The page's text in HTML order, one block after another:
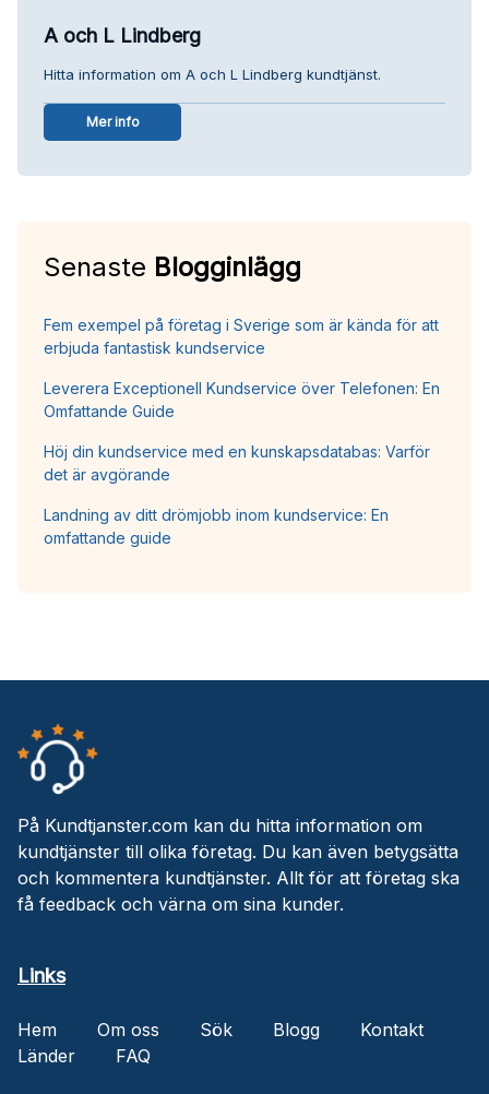
A och L Lindberg
Hitta information om A och L Lindberg kundtjänst.
Mer info
Senaste Blogginlägg
Fem exempel på företag i Sverige som är kända för att
erbjuda fantastisk kundservice
Leverera Exceptionell Kundservice över Telefonen: En
Omfattande Guide
Höj din kundservice med en kunskapsdatabas: Varför
det är avgörande
Landning av ditt drömjobb inom kundservice: En
omfattande guide
På Kundtjanster.com kan du hitta information om
kundtjänster till olika företag. Du kan även betygsätta
och kommentera kundtjänster. Allt för att företag ska
få feedback och värna om sina kunder.
Links
Hem Om oss Sök Blogg
Kontakt
Länder
FAQ